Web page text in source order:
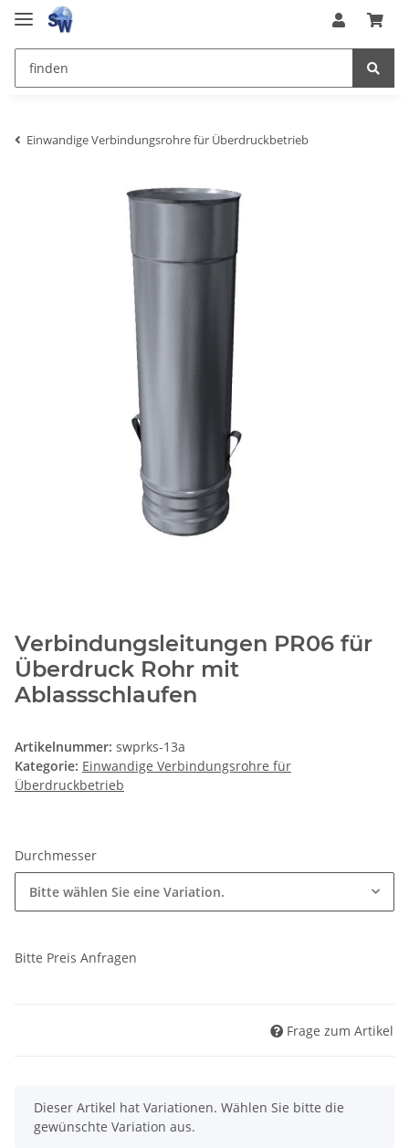
Einwandige Verbindungsrohre für Überdruckbetrieb
Verbindungsleitungen PR06 für
Überdruck Rohr mit
Ablassschlaufen
Artikelnummer: swprks-13a
Kategorie: Einwandige Verbindungsrohre für
Überdruckbetrieb
Durchmesser
Bitte wählen Sie eine Variation.
Bitte Preis Anfragen
Frage zum Artikel
x
Dieser Artikel hat Variationen. Wählen Sie bitte die
gewünschte Variation aus.